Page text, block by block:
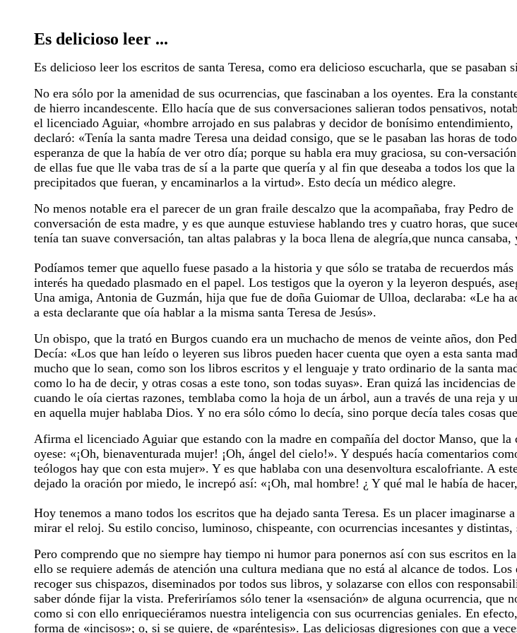
Es delicioso leer ...
Es delicioso leer los escritos de santa Teresa, como era delicioso escucharla, que se
No era sólo por la amenidad de sus ocurrencias, que fascinaban a los oyentes. Era la
de hierro incandescente. Ello hacía que de sus conversaciones salieran todos pensativos,
el licenciado Aguiar, «hombre arrojado en sus palabras y decidor de bonísimo
declaró: «Tenía la santa madre Teresa una deidad consigo, que se le pasaban las horas de
esperanza de que la había de ver otro día; porque su habla era muy graciosa, su con-
de ellas fue que lle vaba tras de sí a la parte que quería y al fin que deseaba a todos los
precipitados que fueran, y encaminarlos a la virtud». Esto decía un médico alegre.
No menos notable era el parecer de un gran fraile descalzo que la acompañaba, fray Pedro
conversación de esta madre, y es que aunque estuviese hablando tres y cuatro horas, que
tenía tan suave conversación, tan altas palabras y la boca llena de alegría,que nunca
Podíamos temer que aquello fuese pasado a la historia y que sólo se trataba de recuerdos
interés ha quedado plasmado en el papel. Los testigos que la oyeron y la leyeron después,
Una amiga, Antonia de Guzmán, hija que fue de doña Guiomar de Ulloa, declaraba: «Le ha
a esta declarante que oía hablar a la misma santa Teresa de Jesús».
Un obispo, que la trató en Burgos cuando era un muchacho de menos de veinte años, don
Decía: «Los que han leído o leyeren sus libros pueden hacer cuenta que oyen a esta santa
mucho que lo sean, como son los libros escritos y el lenguaje y trato ordinario de la santa
como lo ha de decir, y otras cosas a este tono, son todas suyas». Eran quizá las incidencias
cuando le oía ciertas razones, temblaba como la hoja de un árbol, aun a través de una reja y
en aquella mujer hablaba Dios. Y no era sólo cómo lo decía, sino porque decía tales cosas
Afirma el licenciado Aguiar que estando con la madre en compañía del doctor Manso, que
oyese: «¡Oh, bienaventurada mujer! ¡Oh, ángel del cielo!». Y después hacía comentarios
teólogos hay que con esta mujer». Y es que hablaba con una desenvoltura escalofriante. A
dejado la oración por miedo, le increpó así: «¡Oh, mal hombre! ¿ Y qué mal le había de
Hoy tenemos a mano todos los escritos que ha dejado santa Teresa. Es un placer
mirar el reloj. Su estilo conciso, luminoso, chispeante, con ocurrencias incesantes y distintas,
Pero comprendo que no siempre hay tiempo ni humor para ponernos así con sus escritos
ello se requiere además de atención una cultura mediana que no está al alcance de todos.
recoger sus chispazos, diseminados por todos sus libros, y solazarse con ellos con
saber dónde fijar la vista. Preferiríamos sólo tener la «sensación» de alguna ocurrencia, que
como si con ello enriqueciéramos nuestra inteligencia con sus ocurrencias geniales. En
forma de «incisos»; o, si se quiere, de «paréntesis». Las deliciosas digresiones con que a